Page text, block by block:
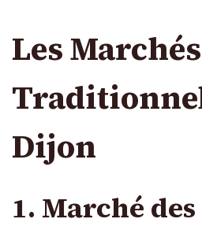
Les Marchés
Dijon
1. Marché